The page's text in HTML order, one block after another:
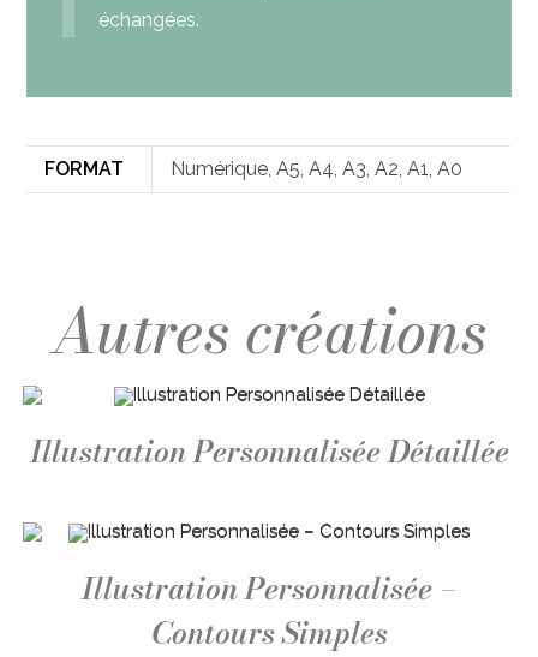
échangées.
FORMAT Numérique, A5, A4, A3, A2, A1, A0
Illustration Personnalisée Détaillée
Illustration Personnalisée –
Contours Simples